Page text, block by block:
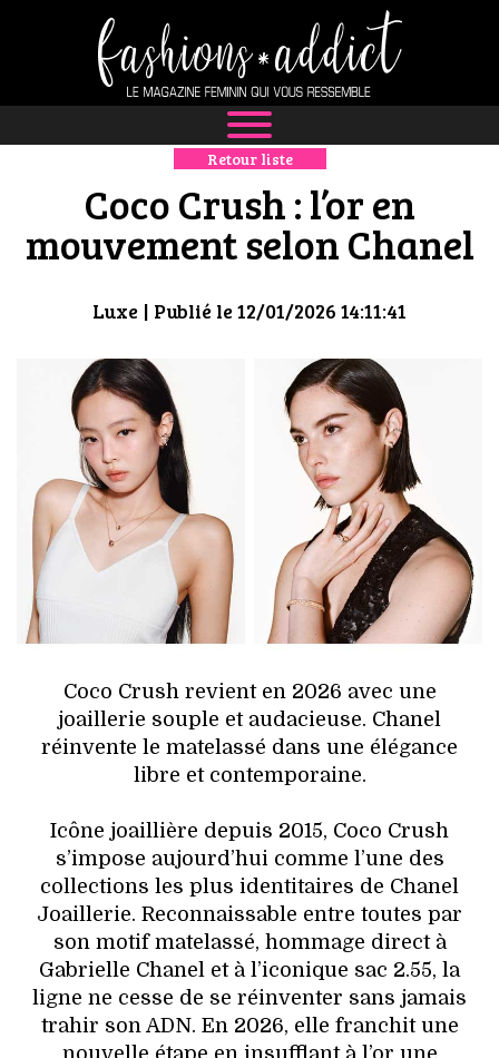
NEWS
MODE
BOUTIQUE
CULTURE
HIGH TECH
MAISON
AUTO
LIEUX TENDANCES
BEAUTÉ
MODE DE RUE
JEUNES CRÉATEURS
HISTOIRE DES MARQUES
DÉCO
VOYAGES & LOISIRS
Retour liste
Coco Crush : l’or en
mouvement selon Chanel
Luxe | Publié le 12/01/2026 14:11:41
Coco Crush revient en 2026 avec une
joaillerie souple et audacieuse. Chanel
réinvente le matelassé dans une élégance
libre et contemporaine.
Icône joaillière depuis 2015, Coco Crush
s’impose aujourd’hui comme l’une des
collections les plus identitaires de Chanel
Joaillerie. Reconnaissable entre toutes par
son motif matelassé, hommage direct à
Gabrielle Chanel et à l’iconique sac 2.55, la
ligne ne cesse de se réinventer sans jamais
trahir son ADN. En 2026, elle franchit une